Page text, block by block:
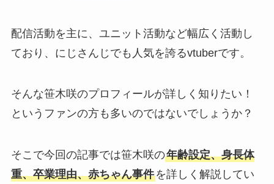
配信活動を主に、ユニット活動など幅広く活動し
ており、にじさんじでも人気を誇るvtuberです。
そんな笹木咲のプロフィールが詳しく知りたい！
というファンの方も多いのではないでしょうか？
そこで今回の記事では笹木咲の年齢設定、身長体
重、卒業理由、赤ちゃん事件を詳しく解説してい